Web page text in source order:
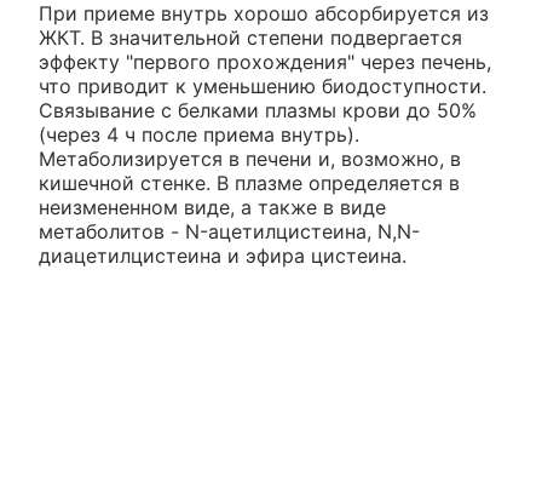
При приеме внутрь хорошо абсорбируется из
ЖКТ. В значительной степени подвергается
эффекту "первого прохождения" через печень,
что приводит к уменьшению биодоступности.
Связывание с белками плазмы крови до 50%
(через 4 ч после приема внутрь).
Метаболизируется в печени и, возможно, в
кишечной стенке. В плазме определяется в
неизмененном виде, а также в виде
метаболитов - N-ацетилцистеина, N,N-
диацетилцистеина и эфира цистеина.